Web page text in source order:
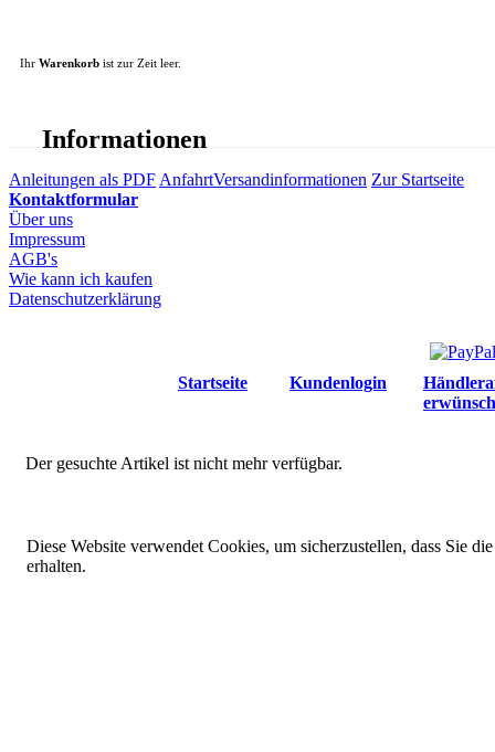
Ihr Warenkorb ist zur Zeit leer.
Informationen
Anleitungen als PDF AnfahrtVersandinformationen Zur Startseite
Kontaktformular
Über uns
Impressum
AGB's
Wie kann ich kaufen
Datenschutzerklärung
Startseite Kundenlogin
Der gesuchte Artikel ist nicht mehr verfügbar.
Diese Website verwendet Cookies, um sicherzustellen, dass Sie
erhalten.